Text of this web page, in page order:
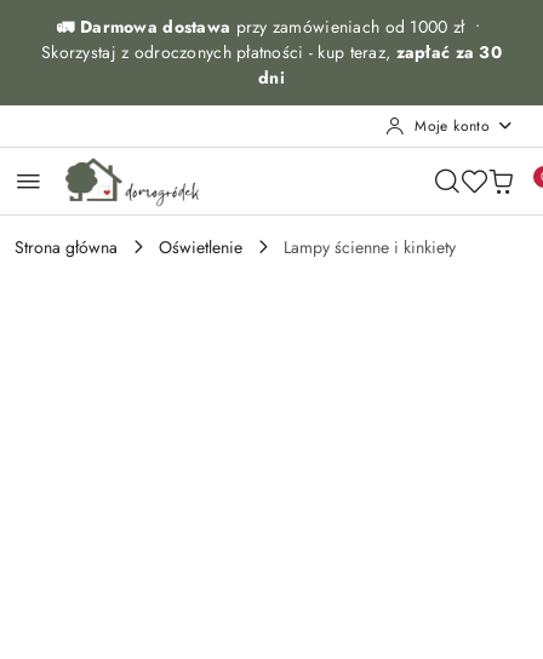
Przejdź do treści głównej
Przejdź do wyszukiwarki
Przejdź do moje konto
Przejdź do menu głównego
Przejdź do opisu produktu
Przejdź do stopki
🚛 Darmowa dostawa przy zamówieniach od 1000 zł •
Skorzystaj z odroczonych płatności - kup teraz, zapłać za 30
dni
Moje konto
Strona główna Oświetlenie Lampy ścienne i kinkiety